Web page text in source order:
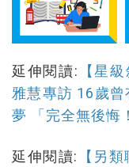
延伸閱讀: 【星
雅慧專訪 16歲
夢 「完全無後悔
延伸閱讀:
【另